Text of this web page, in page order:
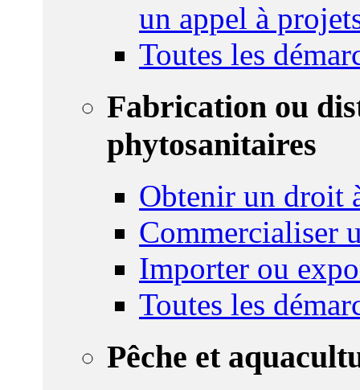
un appel à
Toutes les
Fabrication ou
phytosanitaires
Obtenir un droit
Commercialiser
Importer ou
Toutes les
Pêche et